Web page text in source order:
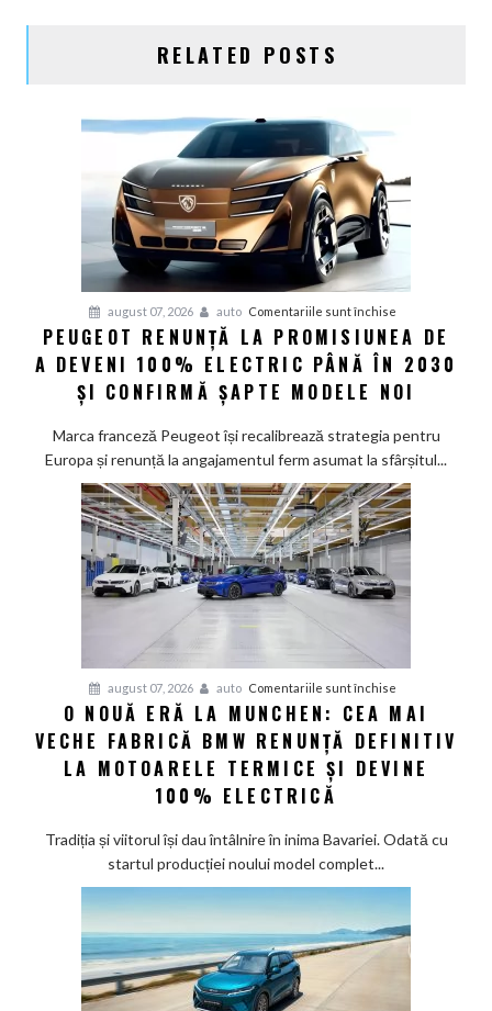
RELATED POSTS
august 07, 2026 auto Comentariile sunt închise
Peugeot
renunță
la
a
100%
electric
până
2030
șapte
noi
PEUGEOT RENUNȚĂ LA PROMISIUNEA DE
A DEVENI 100% ELECTRIC PÂNĂ ÎN 2030
ȘI CONFIRMĂ ȘAPTE MODELE NOI
Marca franceză Peugeot își recalibrează strategia pentru
Europa și renunță la angajamentul ferm asumat la sfârșitul...
august 07, 2026 auto Comentariile sunt închise
O
nouă
eră
BMW
renunță
O NOUĂ ERĂ LA MUNCHEN: CEA MAI
VECHE FABRICĂ BMW RENUNȚĂ DEFINITIV
LA MOTOARELE TERMICE ȘI DEVINE
100% ELECTRICĂ
Tradiția și viitorul își dau întâlnire în inima Bavariei. Odată cu
startul producției noului model complet...